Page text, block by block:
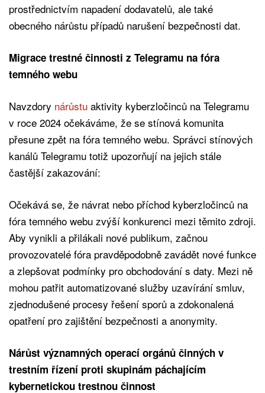
prostřednictvím napadení dodavatelů, ale také
obecného nárůstu případů narušení bezpečnosti dat.
Migrace trestné činnosti z Telegramu na fóra
temného webu
Navzdory nárůstu aktivity kyberzločinců na Telegramu
v roce 2024 očekáváme, že se stínová komunita
přesune zpět na fóra temného webu. Správci stínových
kanálů Telegramu totiž upozorňují na jejich stále
častější zakazování:
Očekává se, že návrat nebo příchod kyberzločinců na
fóra temného webu zvýší konkurenci mezi těmito zdroji.
Aby vynikli a přilákali nové publikum, začnou
provozovatelé fóra pravděpodobně zavádět nové funkce
a zlepšovat podmínky pro obchodování s daty. Mezi ně
mohou patřit automatizované služby uzavírání smluv,
zjednodušené procesy řešení sporů a zdokonalená
opatření pro zajištění bezpečnosti a anonymity.
Nárůst významných operací orgánů činných v
trestním řízení proti skupinám páchajícím
kybernetickou trestnou činnost